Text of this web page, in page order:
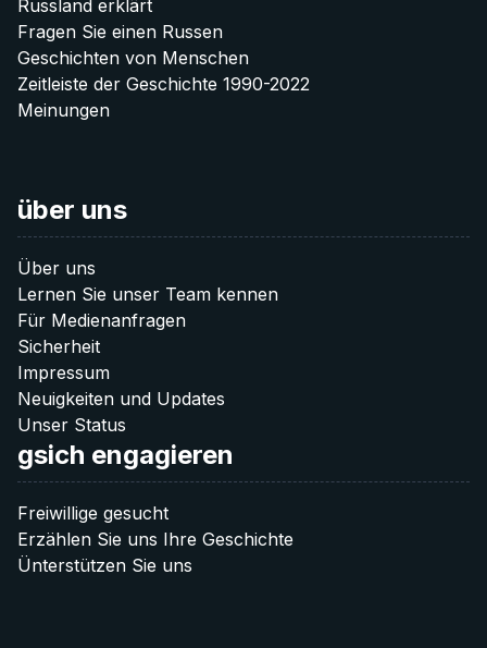
Social researchers
SEO Specialist (technical)
Graphic designers
Lassen Sie es uns wissen:
Mehr Informationen für Media
veröffentlichen.
Erzählen Sie Ihre Geschichte
20 €
Donate 20 €
Donate 40 €
60 €
Donate 60 €
Russland erklärt
Fragen Sie einen Russen
Geschichten von Menschen
Zeitleiste der Geschichte 1990-2022
Meinungen
über uns
Über uns
Lernen Sie unser Team kennen
Für Medienanfragen
Sicherheit
Impressum
Neuigkeiten und Updates
Unser Status
gsich engagieren
Freiwillige gesucht
Erzählen Sie uns Ihre Geschichte
Ünterstützen Sie uns